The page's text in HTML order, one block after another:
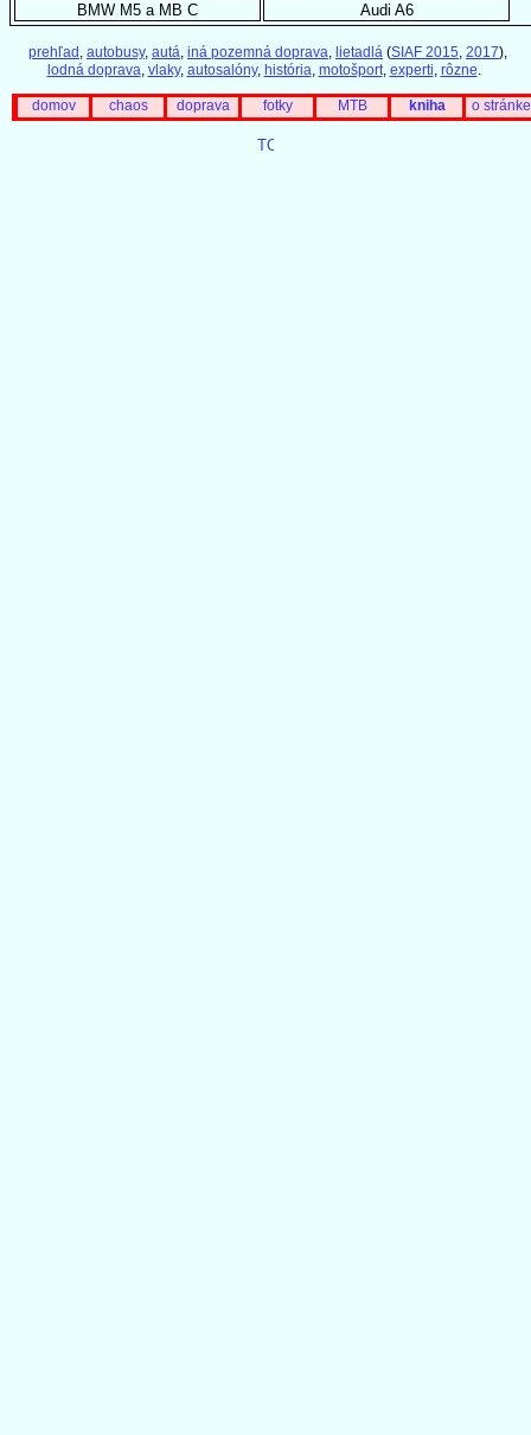
BMW M5 a MB C Audi A6
prehľad autobusy, autá iná pozemná doprava lietadlá (SIAF 2015 2017),
lodná doprava vlaky, autosalóny, história motošport, experti rôzne
domov chaos doprava fotky MTB kniha o stránke